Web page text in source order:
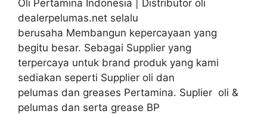
Oli Pertamina Indonesia | Distributor oli
dealerpelumas.net selalu
berusaha Membangun kepercayaan yang
begitu besar. Sebagai Supplier yang
terpercaya untuk brand produk yang kami
sediakan seperti Supplier oli dan
pelumas dan greases Pertamina. Suplier oli &
pelumas dan serta grease BP